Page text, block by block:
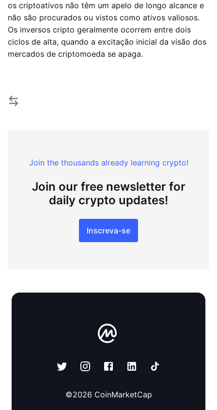
os criptoativos não têm um apelo de longo alcance e
não são procurados ou vistos como ativos valiosos.
Os inversos cripto geralmente ocorrem entre dois
ciclos de alta, quando a excitação inicial da visão dos
mercados de criptomoeda se apaga.
Join the thousands already learning crypto!
Join our free newsletter for
daily crypto updates!
Inscreva-se
©2026 CoinMarketCap